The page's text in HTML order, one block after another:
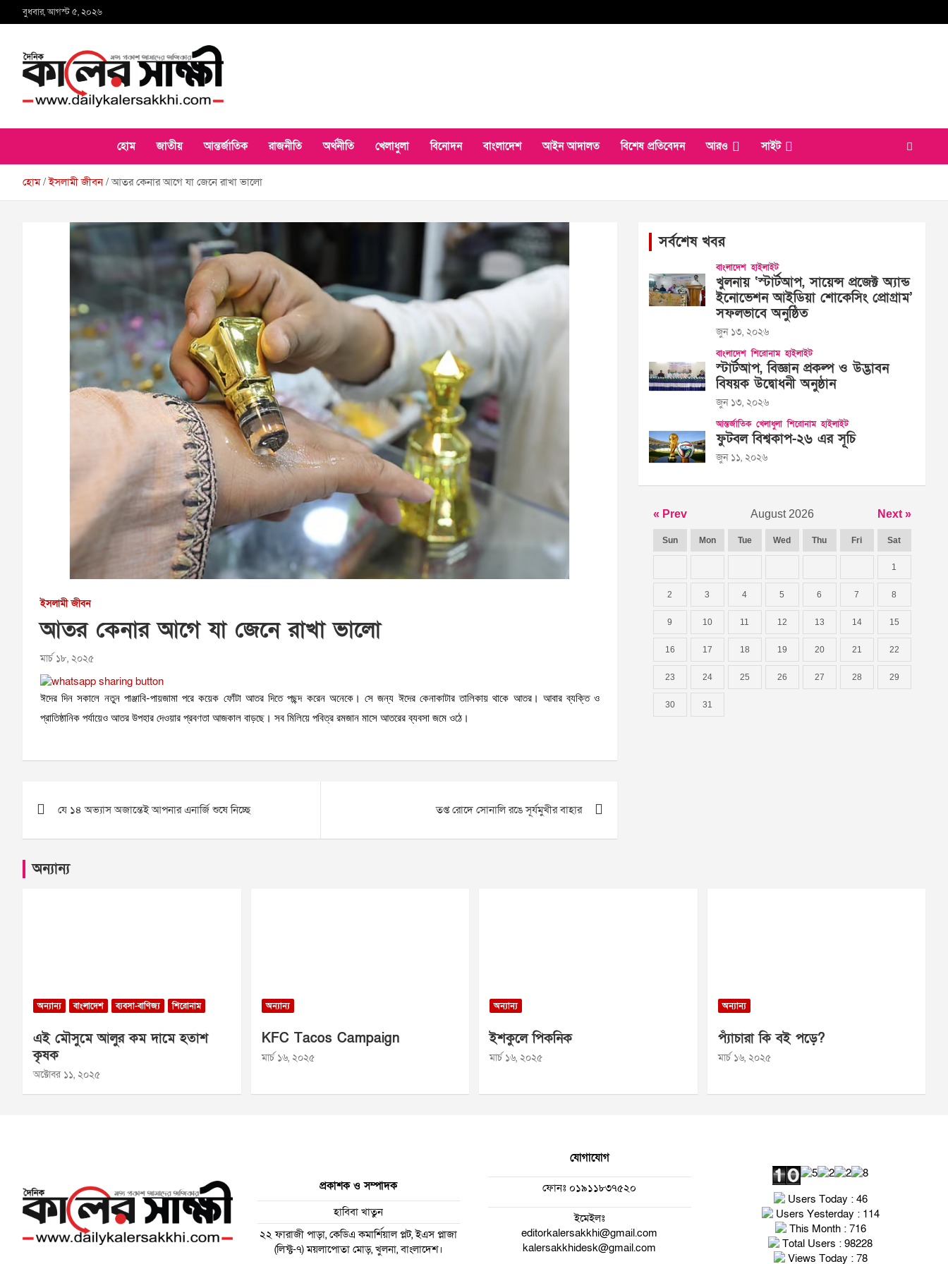
to
বুধবার, আগস্ট ৫, ২০২৬
কালের সাক্ষী
হোম জাতীয় আন্তর্জাতিক রাজনীতি অর্থনীতি খেলাধুলা বিনোদন বাংলাদেশ আইন আদালত বিশেষ প্রতিবেদন আরও সাইট
হোম ইসলামী জীবন আতর কেনার আগে যা জেনে রাখা ভালো
ইসলামী জীবন
আতর কেনার আগে যা জেনে রাখা ভালো
মার্চ ১৮, ২০২৫
ঈদের দিন সকালে নতুন পাঞ্জাবি-পায়জামা পরে কয়েক ফোঁটা আতর দিতে পছন্দ করেন অনেকে। সে জন্য ঈদের কেনাকাটার তালিকায় থাকে আতর। আবার ব্যক্তি ও
প্রাতিষ্ঠানিক পর্যায়েও আতর উপহার দেওয়ার প্রবণতা আজকাল বাড়ছে। সব মিলিয়ে পবিত্র রমজান মাসে আতরের ব্যবসা জমে ওঠে।
navigation
যে ১৪ অভ্যাস অজান্তেই আপনার এনার্জি শুষে নিচ্ছে তপ্ত রোদে সোনালি রঙে সূর্যমুখীর বাহার
সর্বশেষ খবর
বাংলাদেশ হাইলাইট
খুলনায় ‘স্টার্টআপ, সায়েন্স প্রজেক্ট অ্যান্ড
ইনোভেশন আইডিয়া শোকেসিং প্রোগ্রাম’
সফলভাবে অনুষ্ঠিত
জুন ১৩, ২০২৬
বাংলাদেশ শিরোনাম হাইলাইট
স্টার্টআপ, বিজ্ঞান প্রকল্প ও উদ্ভাবন
বিষয়ক উদ্বোধনী অনুষ্ঠান
জুন ১৩, ২০২৬
আন্তর্জাতিক খেলাধুলা শিরোনাম হাইলাইট
ফুটবল বিশ্বকাপ-২৬ এর সূচি
জুন ১১, ২০২৬
« Prev August 2026 Next »
Sun Mon Tue Wed Thu Fri Sat
1
2 3 4 5 6 7 8
9 10 11 12 13 14 15
16 17 18 19 20 21 22
23 24 25 26 27 28 29
30 31
অন্যান্য
অন্যান্য বাংলাদেশ ব্যবসা-বাণিজ্য শিরোনাম
এই মৌসুমে আলুর কম দামে হতাশ
কৃষক
অক্টোবর ১১, ২০২৫
অন্যান্য
KFC Tacos Campaign
মার্চ ১৬, ২০২৫
অন্যান্য
ইশকুলে পিকনিক
মার্চ ১৬, ২০২৫
অন্যান্য
প্যাঁচারা কি বই পড়ে?
মার্চ ১৬, ২০২৫
প্রকাশক ও সম্পাদক
হাবিবা খাতুন
২২ ফারাজী পাড়া, কেডিএ কমার্শিয়াল প্লট, ইএস প্লাজা
(লিফ্ট-৭) ময়লাপোতা মোড়, খুলনা, বাংলাদেশ।
যোগাযোগ
ফোনঃ ০১৯১১৮৩৭৫২০
ইমেইলঃ
editorkalersakkhi@gmail.com
kalersakkhidesk@gmail.com
Users Today : 46
Users Yesterday : 114
This Month : 716
Total Users : 98228
Views Today : 78